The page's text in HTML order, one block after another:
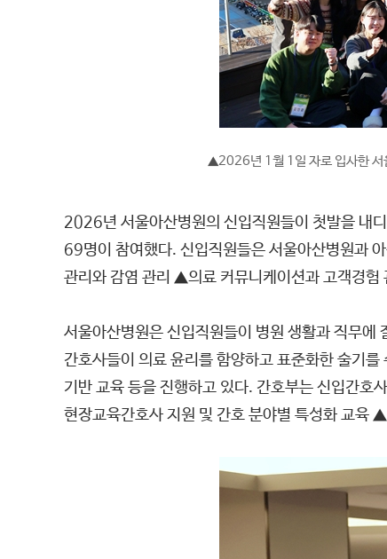
▲2026년 1월 1일 자로 입사한 서
2026년 서울아산병원의 신입직원들이 첫발을 내
69명이 참여했다. 신입직원들은 서울아산병원과
관리와 감염 관리 ▲의료 커뮤니케이션과 고객경험
서울아산병원은 신입직원들이 병원 생활과 직무에
간호사들이 의료 윤리를 함양하고 표준화한 술기
기반 교육 등을 진행하고 있다. 간호부는 신입간
현장교육간호사 지원 및 간호 분야별 특성화 교육